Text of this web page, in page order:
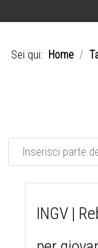
Sei qui: Home
Inserisci parte del
INGV |